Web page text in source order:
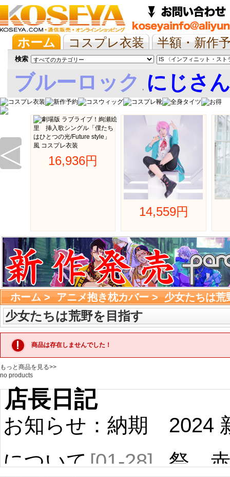
ホーム コスプレ衣装
半額・新作
抱き枕/布団/シーツ
ツイステ ウマ
検索
ブルーロック , にじさ
◁ 16,936円
14,559円
ホーム> アニメ抱き枕カバー> 少女たちは荒
少女たちは荒野を目指す
商品は存在しませんでした！
もっと商品を見る>>
no products
店長日記
お知らせ：納期
について[01-28]
2024
祭 赤